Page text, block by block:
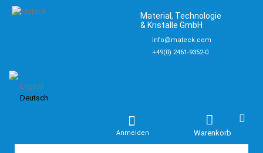
Material, Technologie
& Kristalle GmbH
info@mateck.com
+49(0) 2461-9352-0
English
Deutsch
Warenkorb
Anmelden